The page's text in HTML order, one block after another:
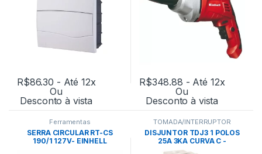
R$86.30 - Até 12x
Ou
Desconto à vista
R$348.88 - Até 12x
Ou
Desconto à vista
Ferramentas
SERRA CIRCULAR RT-CS
190/1 127V- EINHELL
TOMADA/INTERRUPTOR
DISJUNTOR TDJ3 1 POLOS
25A 3KA CURVA C -
TRAMONTINA